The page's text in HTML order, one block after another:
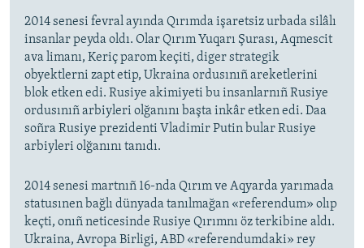
2014 senesi fevral ayında Qırımda işaretsiz urbada silâlı
insanlar peyda oldı. Olar Qırım Yuqarı Şurası, Aqmescit
ava limanı, Keriç parom keçiti, diger strategik
obyektlerni zapt etip, Ukraina ordusınıñ areketlerini
blok etken edi. Rusiye akimiyeti bu insanlarnıñ Rusiye
ordusınıñ arbiyleri olğanını başta inkâr etken edi. Daa
soñra Rusiye prezidenti Vladimir Putin bular Rusiye
arbiyleri olğanını tanıdı.
2014 senesi martnıñ 16-nda Qırım ve Aqyarda yarımada
statusınen bağlı dünyada tanılmağan «referendum» olıp
keçti, onıñ neticesinde Rusiye Qırımnı öz terkibine aldı.
Ukraina, Avropa Birligi, ABD «referendumdaki» rey